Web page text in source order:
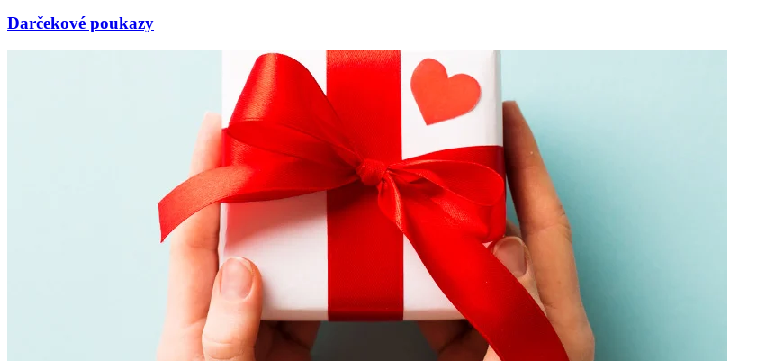
Darčekové poukazy